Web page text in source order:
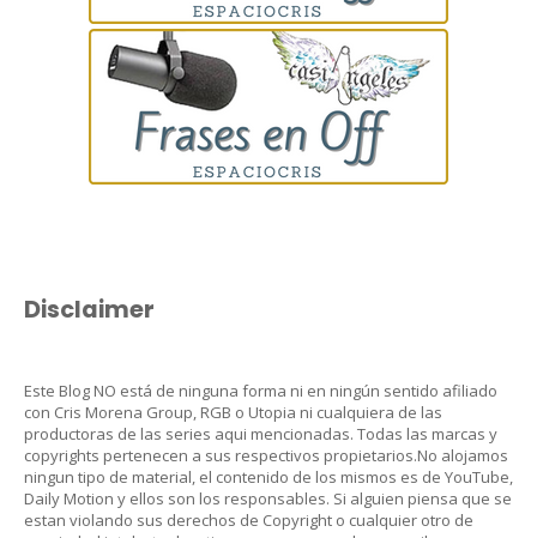
Disclaimer
Este Blog NO está de ninguna forma ni en ningún sentido afiliado
con Cris Morena Group, RGB o Utopia ni cualquiera de las
productoras de las series aqui mencionadas. Todas las marcas y
copyrights pertenecen a sus respectivos propietarios.No alojamos
ningun tipo de material, el contenido de los mismos es de YouTube,
Daily Motion y ellos son los responsables. Si alguien piensa que se
estan violando sus derechos de Copyright o cualquier otro de